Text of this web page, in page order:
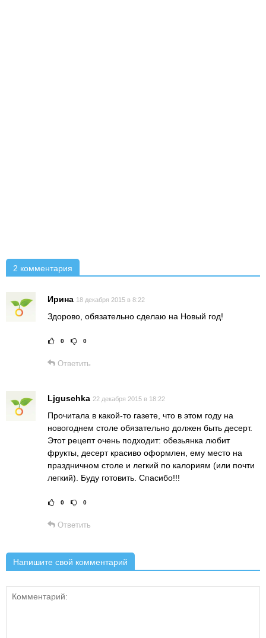
2 комментария
Ирина 18 декабря 2015 в 8:22
Здорово, обязательно сделаю на Новый год!
Рейтинг статьи:
0 0
Ответить
Ljguschka 22 декабря 2015 в 18:22
Прочитала в какой-то газете, что в этом году на
новогоднем столе обязательно должен быть десерт.
Этот рецепт очень подходит: обезьянка любит
фрукты, десерт красиво оформлен, ему место на
праздничном столе и легкий по калориям (или почти
легкий). Буду готовить. Спасибо!!!
Рейтинг статьи:
0 0
Ответить
Напишите свой комментарий